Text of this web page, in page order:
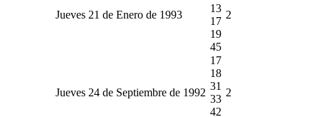
Jueves 21 de Enero de 1993
13
17
19
45
2
Jueves 24 de Septiembre de 1992
17
18
31
33
42
2